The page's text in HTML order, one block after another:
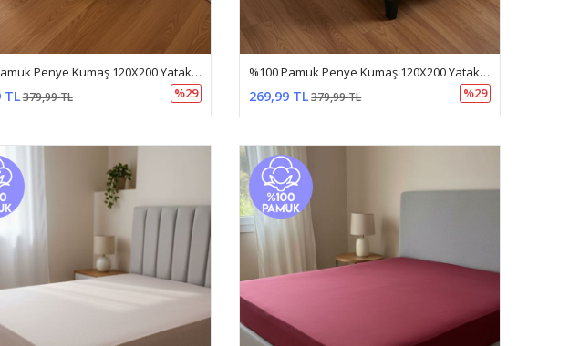
%100 Pamuk Penye Kumaş 120X200 Yataklar İçin Lastikli Çarşaf Mavi
TL379,99 TL %29
%100 Pamuk Penye Kumaş 120X200 Yataklar İçin Lastikli Çarşaf Bordo
269,99 TL379,99 TL %29